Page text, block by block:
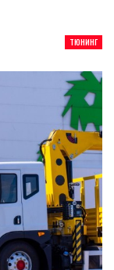
ТЮНИНГ